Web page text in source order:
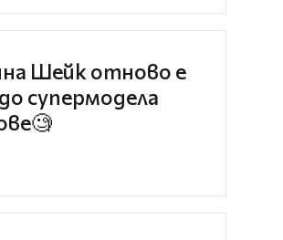
Шейк отново е
супермодела